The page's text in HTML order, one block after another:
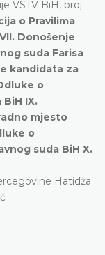
VSTV BiH, broj
o Pravilima
Donošenje
suda Farisa
kandidata za
o
IX.
mjesto
o
suda BiH X.
Hatidža